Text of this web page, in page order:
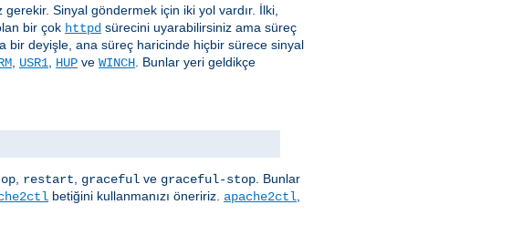
Sinyal göndermek için iki yol vardır. İlki,
bir çok httpd sürecini uyarabilirsiniz ama süreç
bir deyişle, ana süreç haricinde hiçbir sürece sinyal
USR1 HUP ve WINCH . Bunlar yeri geldikçe
restart graceful ve graceful-stop . Bunlar
betiğini kullanmanızı öneririz. apache2ctl